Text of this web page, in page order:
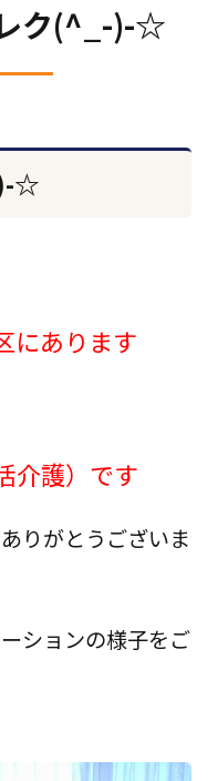
ク(^_-)-☆
☆
にあります
介護）です
りがとうございま
ションの様子をご